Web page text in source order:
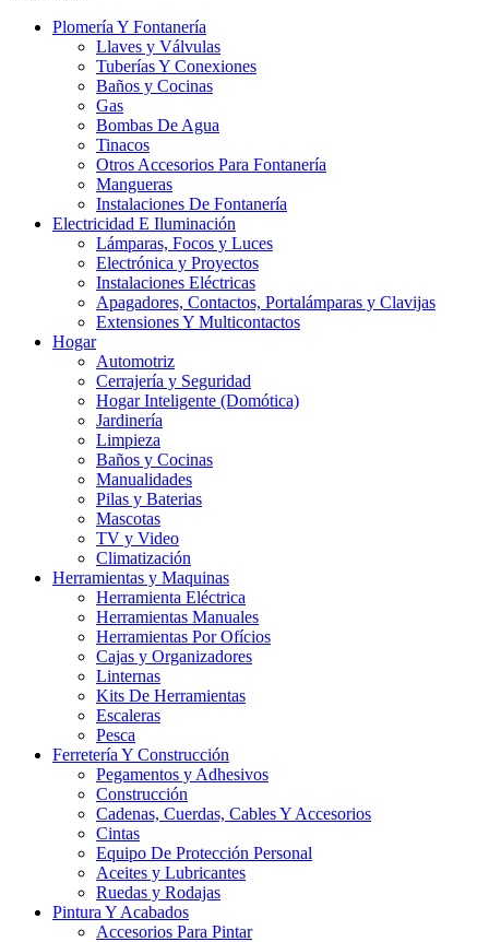
Plomería Y Fontanería
Llaves y Válvulas
Tuberías Y Conexiones
Baños y Cocinas
Gas
Bombas De Agua
Tinacos
Otros Accesorios Para Fontanería
Mangueras
Instalaciones De Fontanería
Electricidad E Iluminación
Lámparas, Focos y Luces
Electrónica y Proyectos
Instalaciones Eléctricas
Apagadores, Contactos, Portalámparas y Clavijas
Extensiones Y Multicontactos
Hogar
Automotriz
Cerrajería y Seguridad
Hogar Inteligente (Domótica)
Jardinería
Limpieza
Baños y Cocinas
Manualidades
Pilas y Baterias
Mascotas
TV y Video
Climatización
Herramientas y Maquinas
Herramienta Eléctrica
Herramientas Manuales
Herramientas Por Ofícios
Cajas y Organizadores
Linternas
Kits De Herramientas
Escaleras
Pesca
Ferretería Y Construcción
Pegamentos y Adhesivos
Construcción
Cadenas, Cuerdas, Cables Y Accesorios
Cintas
Equipo De Protección Personal
Aceites y Lubricantes
Ruedas y Rodajas
Pintura Y Acabados
Accesorios Para Pintar